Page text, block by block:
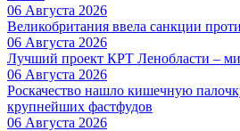
06 Августа 2026
Великобритания ввела санкции
06 Августа 2026
Лучший проект КРТ Ленобласти –
06 Августа 2026
Роскачество нашло кишечную
крупнейших фастфудов
06 Августа 2026